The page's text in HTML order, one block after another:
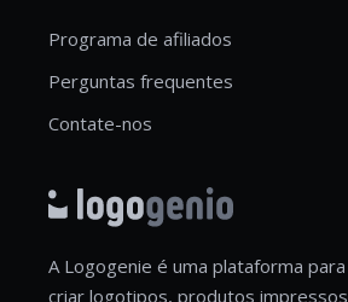
Programa de afiliados
Perguntas frequentes
Contate-nos
A Logogenie é uma plataforma para
criar logotipos, produtos impressos